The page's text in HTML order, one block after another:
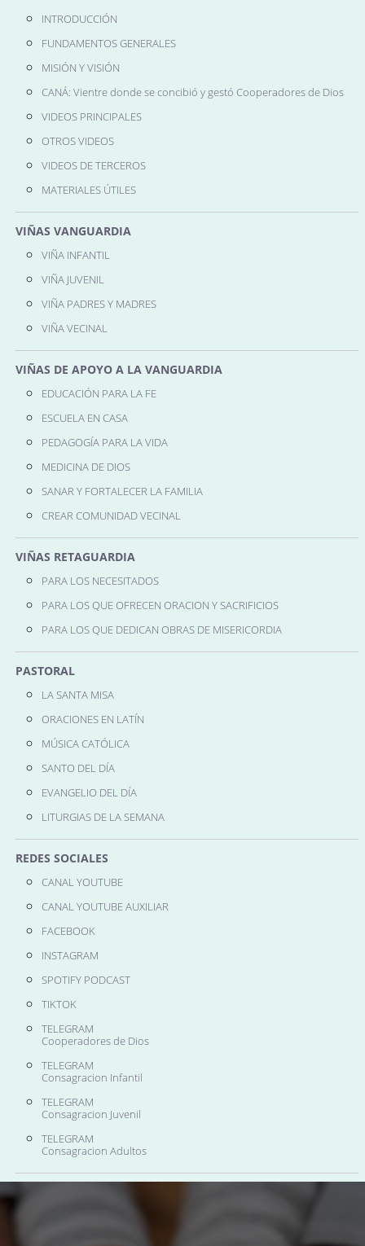
INTRODUCCIÓN
FUNDAMENTOS GENERALES
MISIÓN Y VISIÓN
CANÁ: Vientre donde se concibió y gestó Cooperadores de Dios
VIDEOS PRINCIPALES
OTROS VIDEOS
VIDEOS DE TERCEROS
MATERIALES ÚTILES
VIÑAS VANGUARDIA
VIÑA INFANTIL
VIÑA JUVENIL
VIÑA PADRES Y MADRES
VIÑA VECINAL
VIÑAS DE APOYO A LA VANGUARDIA
EDUCACIÓN PARA LA FE
ESCUELA EN CASA
PEDAGOGÍA PARA LA VIDA
MEDICINA DE DIOS
SANAR Y FORTALECER LA FAMILIA
CREAR COMUNIDAD VECINAL
VIÑAS RETAGUARDIA
PARA LOS NECESITADOS
PARA LOS QUE OFRECEN ORACION Y SACRIFICIOS
PARA LOS QUE DEDICAN OBRAS DE MISERICORDIA
PASTORAL
LA SANTA MISA
ORACIONES EN LATÍN
MÚSICA CATÓLICA
SANTO DEL DÍA
EVANGELIO DEL DÍA
LITURGIAS DE LA SEMANA
REDES SOCIALES
CANAL YOUTUBE
CANAL YOUTUBE AUXILIAR
FACEBOOK
INSTAGRAM
SPOTIFY PODCAST
TIKTOK
TELEGRAM
Cooperadores de Dios
TELEGRAM
Consagracion Infantil
TELEGRAM
Consagracion Juvenil
TELEGRAM
Consagracion Adultos